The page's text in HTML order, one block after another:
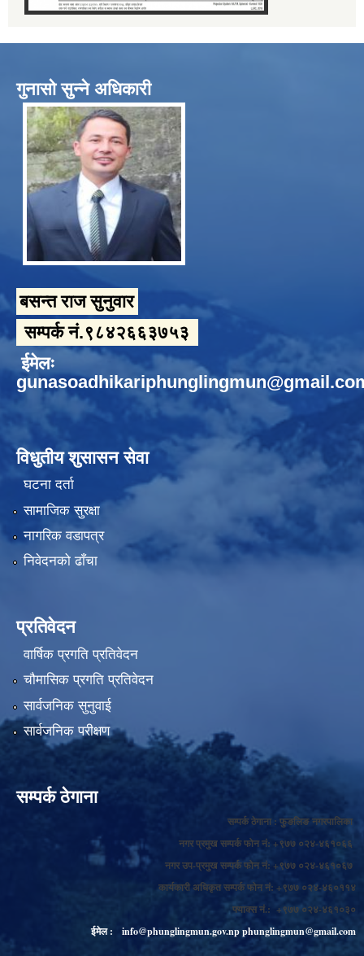
गुनासो सुन्ने अधिकारी
बसन्त राज सुनुवार
सम्पर्क नं.९८४२६६३७५३
ईमेलः
विधुतीय शुसासन सेवा
घटना दर्ता
सामाजिक सुरक्षा
नागरिक वडापत्र
निवेदनको ढाँचा
प्रतिवेदन
वार्षिक प्रगति प्रतिवेदन
चौमासिक प्रगति प्रतिवेदन
सार्वजनिक सुनुवाई
सार्वजनिक परीक्षण
सम्पर्क ठेगाना
सम्पर्क ठेगाना : फुङलिङ नगरपालिका
नगर प्रमुख सम्पर्क फोन नं: +९७७ ०२४-४६१०६६
नगर उप-प्रमुख सम्पर्क फोन नं: +९७७ ०२४-४६१०६७
कार्यकारी अधिकृत सम्पर्क फोन नं: +९७७ ०२४-४६०११४
फ्याक्स नं.: +९७७ ०२४-४६१०३०
ईमेल :
info@phunglingmun.gov.npphunglingmun@gmail.com